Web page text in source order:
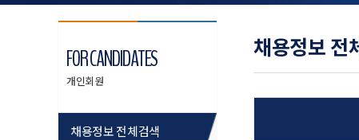
FOR CANDIDATES
개인회원
채용정보 전체검색
채용정보 전